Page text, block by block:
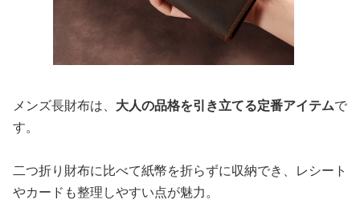
メンズ長財布は、 大人の品格を引き立てる定番アイテムで
す。
二つ折り財布に比べて紙幣を折らずに収納でき、レシート
やカードも整理しやすい点が魅力。